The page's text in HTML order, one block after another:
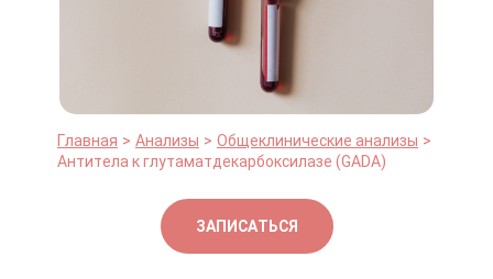
Главная Анализы
Общеклинические анализы
Антитела к глутаматдекарбоксилазе (GADА)
ЗАПИСАТЬСЯ